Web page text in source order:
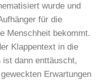
wurde und
für die
Menschheit bekommt.
Klappentext in die
dann enttäuscht,
Erwartungen